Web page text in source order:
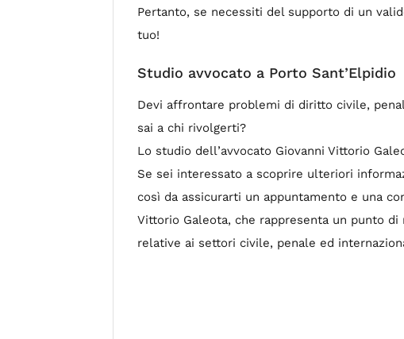
Pertanto, se necessiti del supporto di un
tuo!
Studio avvocato a Porto Sant’Elpidio
Devi affrontare problemi di diritto civile,
sai a chi rivolgerti?
Lo studio dell’avvocato Giovanni Vittorio
Se sei interessato a scoprire ulteriori
così da assicurarti un appuntamento e una
Vittorio Galeota, che rappresenta un punto
relative ai settori civile, penale ed